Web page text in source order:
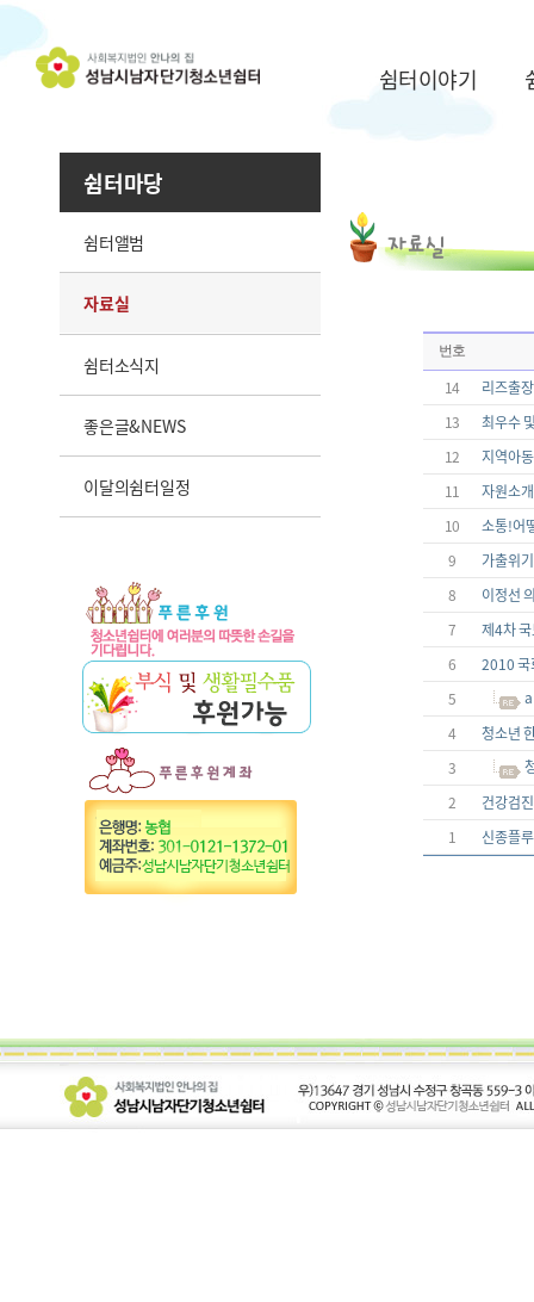
쉼터이야기
쉼터마당
쉼터앨범
자료실
쉼터소식지
좋은글&NEWS
이달의쉼터일정
번호
14
리즈출
13
최우수
12
지역아
11
자원소
10
소통!어
9
가출위
8
이정선
7
제4차
6
2010 국
5
4
청소년
3
2
건강검
1
신종플